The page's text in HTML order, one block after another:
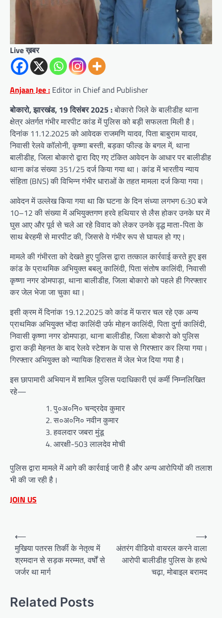
Live ख़बर
Anjaan Jee : Editor in Chief and Publisher
बोकारो, झारखंड, 19 दिसंबर 2025 :बोकारो जिले के बालीडीह थाना
क्षेत्र अंतर्गत गंभीर मारपीट कांड में पुलिस को बड़ी सफलता मिली है।
दिनांक 11.12.2025 को आवेदक राजमणि यादव, पिता बाबुराम यादव,
निवासी रेलवे कॉलोनी, कृष्णा बस्ती, बड़का फील्ड के बगल में, थाना
बालीडीह, जिला बोकारो द्वारा दिए गए टंकित आवेदन के आधार पर बालीडीह
थाना कांड संख्या 351/25 दर्ज किया गया था। कांड में भारतीय न्याय
संहिता (BNS) की विभिन्न गंभीर धाराओं के तहत मामला दर्ज किया गया।
आवेदन में उल्लेख किया गया था कि घटना के दिन संध्या लगभग 6:30 बजे
10–12 की संख्या में अभियुक्तगण हरवे हथियार से लैस होकर उनके घर में
घुस आए और पूर्व से चले आ रहे विवाद को लेकर उनके वृद्ध माता-पिता के
साथ बेरहमी से मारपीट की, जिससे वे गंभीर रूप से घायल हो गए।
मामले की गंभीरता को देखते हुए पुलिस द्वारा तत्काल कार्रवाई करते हुए इस
कांड के प्राथमिक अभियुक्त बबलु कालिंदी, पिता संतोष कालिंदी, निवासी
कृष्णा नगर डोमपाड़ा, थाना बालीडीह, जिला बोकारो को पहले ही गिरफ्तार
कर जेल भेजा जा चुका था।
इसी क्रम में दिनांक 19.12.2025 को कांड में फरार चल रहे एक अन्य
प्राथमिक अभियुक्त भोंदा कालिंदी उर्फ मोहन कालिंदी, पिता दुर्गा कालिंदी,
निवासी कृष्णा नगर डोमपाड़ा, थाना बालीडीह, जिला बोकारो को पुलिस
द्वारा कड़ी मेहनत के बाद रेलवे स्टेशन के पास से गिरफ्तार कर लिया गया।
गिरफ्तार अभियुक्त को न्यायिक हिरासत में जेल भेज दिया गया है।
इस छापामारी अभियान में शामिल पुलिस पदाधिकारी एवं कर्मी निम्नलिखित
रहे—
पु०अ०नि० चन्द्रदेव कुमार
स०अ०नि० नवीन कुमार
हवलदार जबरा मुंडू
आरक्षी-503 लालदेव मोची
पुलिस द्वारा मामले में आगे की कार्रवाई जारी है और अन्य आरोपियों की तलाश
भी की जा रही है।
JOIN US
Post
navigation
⟵
मुखिया पतरस तिर्की के नेतृत्व में
श्रमदान से सड़क मरम्मत, वर्षों से
जर्जर था मार्ग
अंतरंग वीडियो वायरल करने वाला
आरोपी बालीडीह पुलिस के हत्थे
चढ़ा, मोबाइल बरामद
⟶
Related Posts